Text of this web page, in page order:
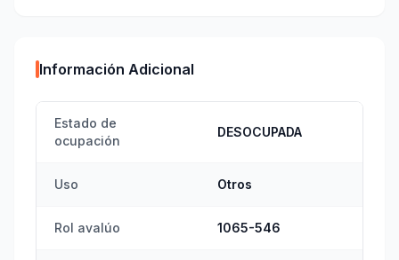
Información Adicional
Estado de
ocupación
DESOCUPADA
Uso Otros
Rol avalúo 1065-546